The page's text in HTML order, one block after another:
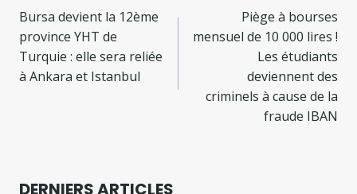
de
l’article
Bursa devient la 12ème
province YHT de
Turquie : elle sera reliée
à Ankara et Istanbul
Piège à bourses
mensuel de 10 000 lires !
Les étudiants
deviennent des
criminels à cause de la
fraude IBAN
DERNIERS ARTICLES